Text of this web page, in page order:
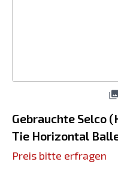
Gebrauchte Selco
Tie Horizontal
Preis bitte erfragen